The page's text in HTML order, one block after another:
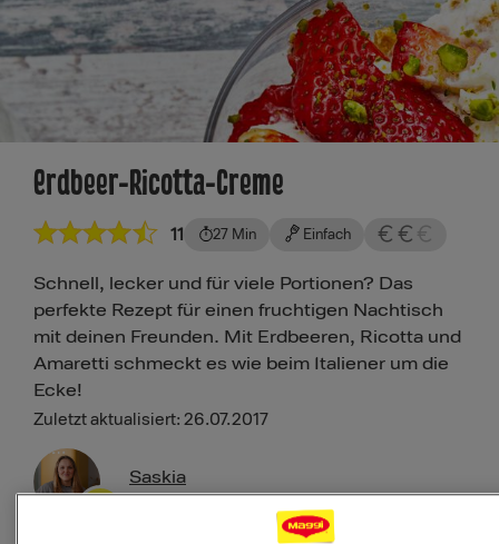
Erdbeer-Ricotta-Creme
11 27 Min Einfach
Schnell, lecker und für viele Portionen? Das
perfekte Rezept für einen fruchtigen Nachtisch
mit deinen Freunden. Mit Erdbeeren, Ricotta und
Amaretti schmeckt es wie beim Italiener um die
Ecke!
Zuletzt aktualisiert: 26.07.2017
Saskia
Maggi Kochstudio Expertin